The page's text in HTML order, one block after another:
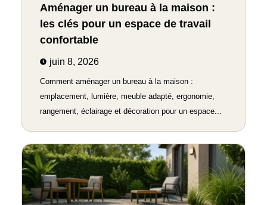
Aménager un bureau à la maison :
les clés pour un espace de travail
confortable
juin 8, 2026
Comment aménager un bureau à la maison :
emplacement, lumière, meuble adapté, ergonomie,
rangement, éclairage et décoration pour un espace...